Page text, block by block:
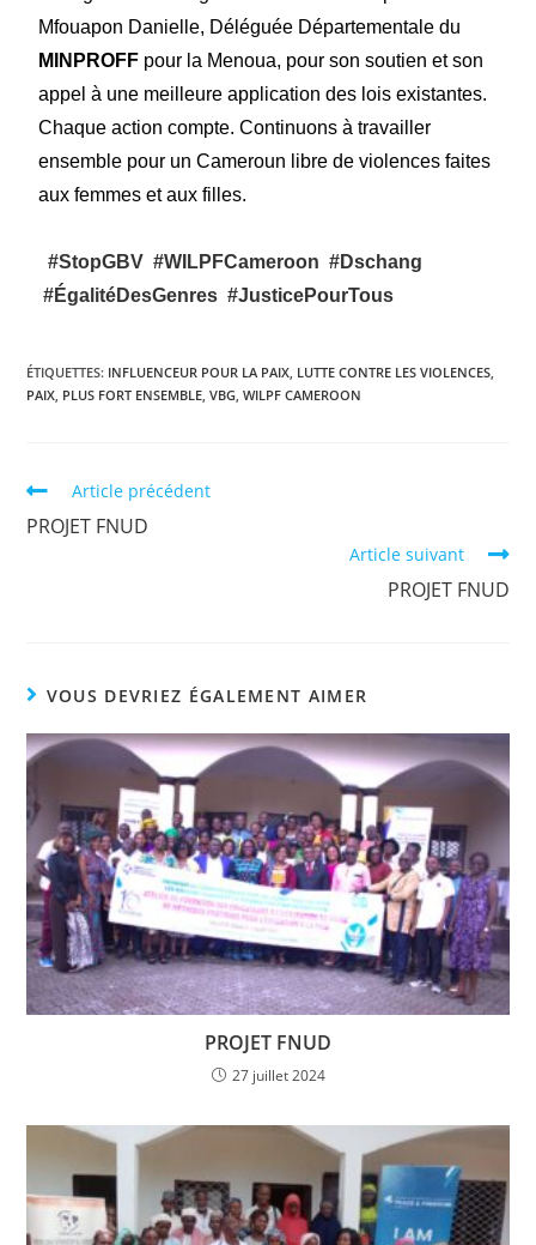
Mfouapon Danielle, Déléguée Départementale du
MINPROFF pour la Menoua, pour son soutien et son
appel à une meilleure application des lois existantes.
Chaque action compte. Continuons à travailler
ensemble pour un Cameroun libre de violences faites
aux femmes et aux filles.
#StopGBV #WILPFCameroon #Dschang
#ÉgalitéDesGenres #JusticePourTous
ÉTIQUETTES: INFLUENCEUR POUR LA PAIX LUTTE CONTRE LES VIOLENCES
PAIX PLUS FORT ENSEMBLE VBG WILPF CAMEROON
Article précédent
PROJET FNUD
Article suivant
PROJET FNUD
VOUS DEVRIEZ ÉGALEMENT AIMER
PROJET FNUD
27 juillet 2024